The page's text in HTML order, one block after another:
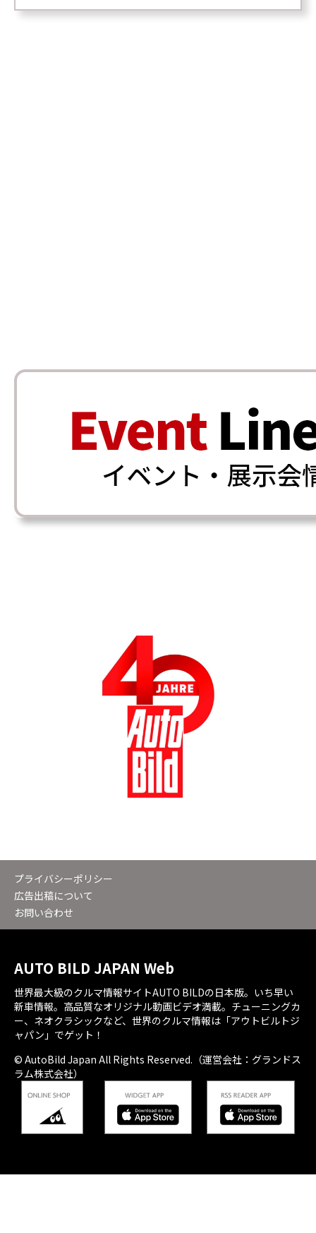
プライバシーポリシー
広告出稿について
お問い合わせ
AUTO BILD JAPAN Web
世界最大級のクルマ情報サイトAUTO BILDの日本版。いち早い
新車情報。高品質なオリジナル動画ビデオ満載。チューニングカ
ー、ネオクラシックなど、世界のクルマ情報は「アウトビルトジ
ャパン」でゲット！
© AutoBild Japan All Rights Reserved.（運営会社：グランドス
ラム株式会社）